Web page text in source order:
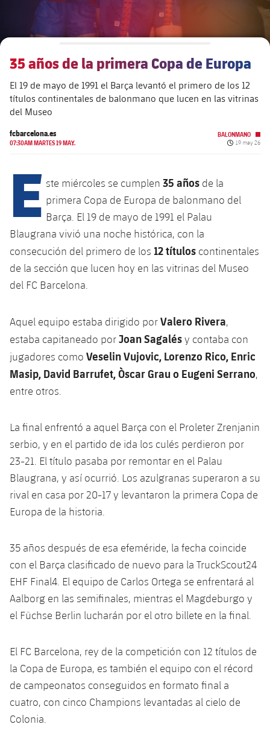
Estructura ejecutiva
chevron-right
label.aria.chevronright
Órganos
chevron-right
label.aria.chevronright
Documents
Barça Academy
Más que un club
Masia 360
plusicon
más
Década a década
Presidentes
Centro de documentación
plusicon
más
Instalaciones
Estadi Johan Cruyff
Barça Cafe
Ciutat Esportiva
La Masia
Servicios
Servicios Médicos
Accesibilidad
plusicon
más
Acreditaciones
Instalaciones
35 años de la primera Copa de Europa
El 19 de mayo de 1991 el Barça levantó el primero de los 12
títulos continentales de balonmano que lucen en las vitrinas
del Museo
fcbarcelona.es
07:30AM MARTES 19 MAY.
BALONMANO
Fecha de
19 may 26
E ste miércoles se cumplen 35 años de la
primera Copa de Europa de balonmano del
Barça. El 19 de mayo de 1991 el Palau
Blaugrana vivió una noche histórica, con la
consecución del primero de los 12 títulos continentales
de la sección que lucen hoy en las vitrinas del Museo
del FC Barcelona.
Aquel equipo estaba dirigido porValero Rivera,
estaba capitaneado porJoan Sagalésy contaba con
jugadores como Veselin Vujovic, Lorenzo Rico, Enric
Masip, David Barrufet, Òscar Grau o Eugeni Serrano,
entre otros.
La final enfrentó a aquel Barça con el Proleter Zrenjanin
serbio, y en el partido de ida los culés perdieron por
23-21. El título pasaba por remontar en el Palau
Blaugrana, y así ocurrió. Los azulgranas superaron a su
rival en casa por 20-17 y levantaron la primera Copa de
Europa de la historia.
35 años después de esa efeméride, la fecha coincide
con el Barça clasificado de nuevo para la TruckScout24
EHF Final4. El equipo de Carlos Ortega se enfrentará al
Aalborg en las semifinales, mientras el Magdeburgo y
el Füchse Berlin lucharán por el otro billete en la final.
El FC Barcelona, ​​rey de la competición con 12 títulos de
la Copa de Europa, es también el equipo con el récord
de campeonatos conseguidos en formato final a
cuatro, con cinco Champions levantadas al cielo de
Colonia.